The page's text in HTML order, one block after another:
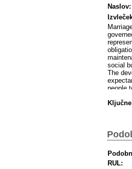
Naslov:
social
The
people
an
RUL: